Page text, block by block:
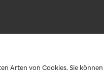
Arten von Cookies. Sie